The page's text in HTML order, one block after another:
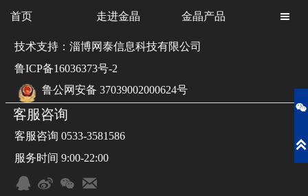
首页 走进金晶 金晶产品 
技术支持：淄博网泰信息科技有限公司
鲁ICP备16036373号-2
鲁公网安备 37039002000624号
客服咨询
客服咨询 0533-3581586
服务时间 9:00-22:00
   

